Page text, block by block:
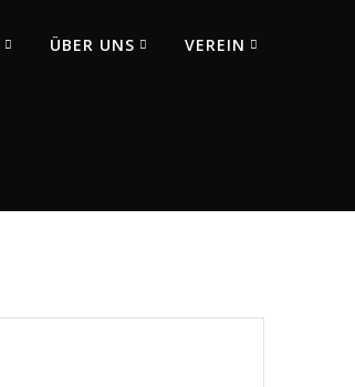
ÜBER UNS VEREIN